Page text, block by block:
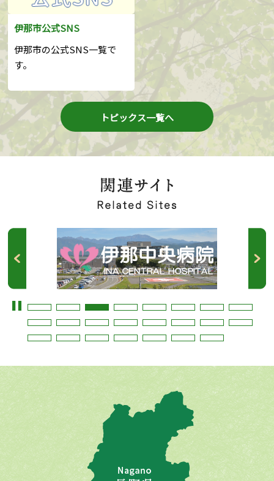
伊那市公式SNS
伊那市の公式SNS一覧で
す。
トピックス一覧へ